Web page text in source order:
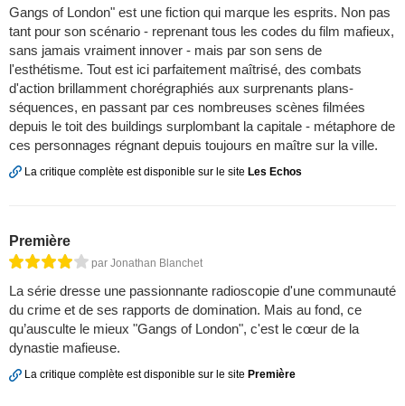
Gangs of London" est une fiction qui marque les esprits. Non pas
tant pour son scénario - reprenant tous les codes du film mafieux,
sans jamais vraiment innover - mais par son sens de
l'esthétisme. Tout est ici parfaitement maîtrisé, des combats
d'action brillamment chorégraphiés aux surprenants plans-
séquences, en passant par ces nombreuses scènes filmées
depuis le toit des buildings surplombant la capitale - métaphore de
ces personnages régnant depuis toujours en maître sur la ville.
La critique complète est disponible sur le site Les Echos
Première
par Jonathan Blanchet
La série dresse une passionnante radioscopie d'une communauté
du crime et de ses rapports de domination. Mais au fond, ce
qu’ausculte le mieux "Gangs of London", c'est le cœur de la
dynastie mafieuse.
La critique complète est disponible sur le site Première